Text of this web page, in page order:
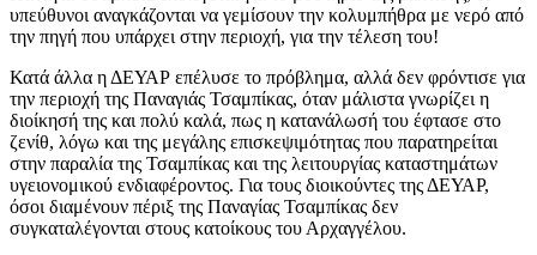
υπεύθυνοι αναγκάζονται να γεμίσουν την κολυμπήθρα με νερό από
την πηγή που υπάρχει στην περιοχή, για την τέλεση του!
Κατά άλλα η ΔΕΥΑΡ επέλυσε το πρόβλημα, αλλά δεν φρόντισε για
την περιοχή της Παναγιάς Τσαμπίκας, όταν μάλιστα γνωρίζει η
διοίκησή της και πολύ καλά, πως η κατανάλωσή του έφτασε στο
ζενίθ, λόγω και της μεγάλης επισκεψιμότητας που παρατηρείται
στην παραλία της Τσαμπίκας και της λειτουργίας καταστημάτων
υγειονομικού ενδιαφέροντος. Για τους διοικούντες της ΔΕΥΑΡ,
όσοι διαμένουν πέριξ της Παναγίας Τσαμπίκας δεν
συγκαταλέγονται στους κατοίκους του Αρχαγγέλου.